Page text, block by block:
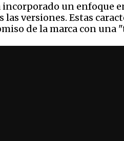
un enfoque
las versiones. Estas
de la marca con una